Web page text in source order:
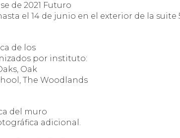
de 2021 Futuro
el 14 de junio en el exterior de la suite
de los
por instituto:
Oak
The Woodlands
del muro
adicional.